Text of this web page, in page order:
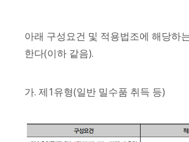
아래 구성요건 및 적용법조에 해당하
한다(이하 같음).
가. 제1유형(일반 밀수품 취득 등)